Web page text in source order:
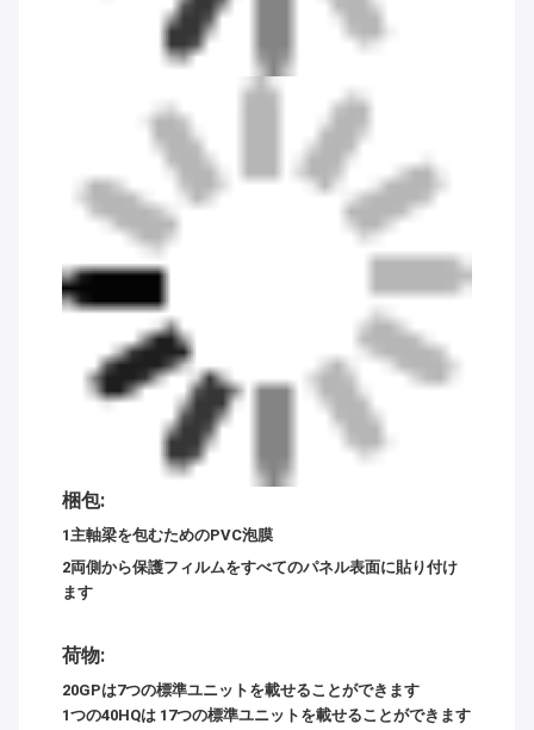
梱包:
1主軸梁を包むためのPVC泡膜
2両側から保護フィルムをすべてのパネル表面に貼り付け
ます
荷物:
20GPは7つの標準ユニットを載せることができます
1つの40HQは 17つの標準ユニットを載せることができます